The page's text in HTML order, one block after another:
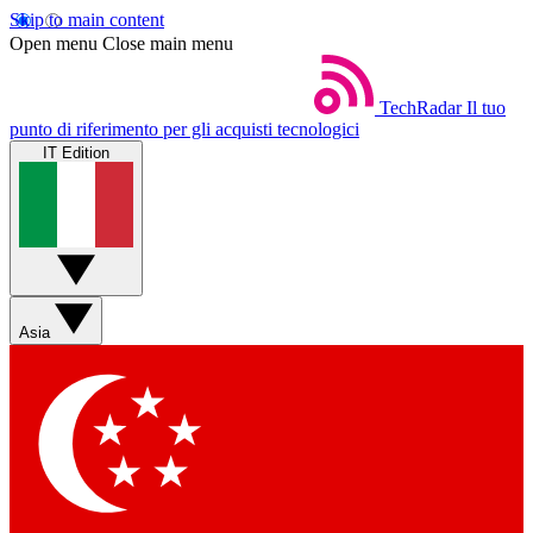
Skip to main content
Open menu Close main menu
TechRadar Il tuo
punto di riferimento per gli acquisti tecnologici
IT Edition
Asia